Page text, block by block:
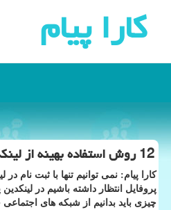
كارا پیام
12 روش استفاده بهینه از لینكدین
كارا پیام: نمی توانیم تنها با ثبت نام
پروفایل انتظار داشته باشیم در
چیزی باید بدانیم از شبكه های